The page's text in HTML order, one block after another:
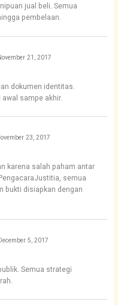
jual beli. Semua
pembelaan.
21, 2017
dokumen identitas.
sampe akhir.
23, 2017
karena salah paham antar
semua
bukti disiapkan dengan
5, 2017
Semua strategi